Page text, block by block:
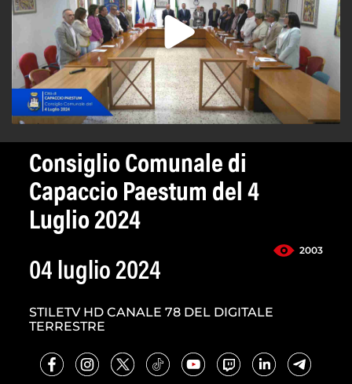
Consiglio Comunale di
Capaccio Paestum del 4
Luglio 2024
2003
04 luglio 2024
STILETV HD CANALE 78 DEL DIGITALE
TERRESTRE